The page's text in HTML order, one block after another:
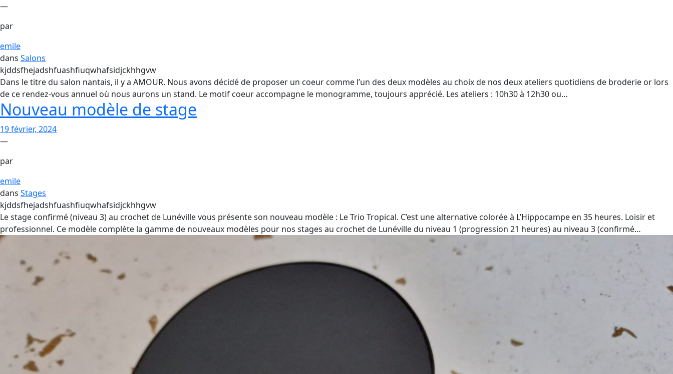
—
par
emile
dans Salons
kjddsfhejadshfuashfiuqwhafsidjckhhgvw
Dans le titre du salon nantais, il y a AMOUR. Nous avons décidé de proposer un coeur comme l’un des deux modèles au choix de nos deux ateliers quotidiens de broderie or lors
de ce rendez-vous annuel où nous aurons un stand. Le motif coeur accompagne le monogramme, toujours apprécié. Les ateliers : 10h30 à 12h30 ou…
Nouveau modèle de stage
19 février, 2024
—
par
emile
dans Stages
kjddsfhejadshfuashfiuqwhafsidjckhhgvw
Le stage confirmé (niveau 3) au crochet de Lunéville vous présente son nouveau modèle : Le Trio Tropical. C’est une alternative colorée à L’Hippocampe en 35 heures. Loisir et
professionnel. Ce modèle complète la gamme de nouveaux modèles pour nos stages au crochet de Lunéville du niveau 1 (progression 21 heures) au niveau 3 (confirmé…